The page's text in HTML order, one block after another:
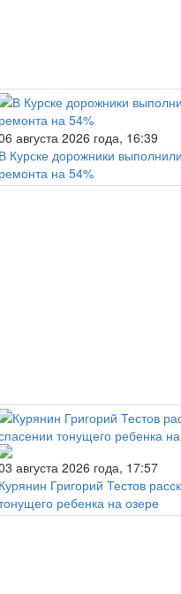
августа 2026 года, 16:39
В Курске дорожники
ремонта на 54%
августа 2026 года, 17:57
Курянин Григорий Тестов
ребенка на озере